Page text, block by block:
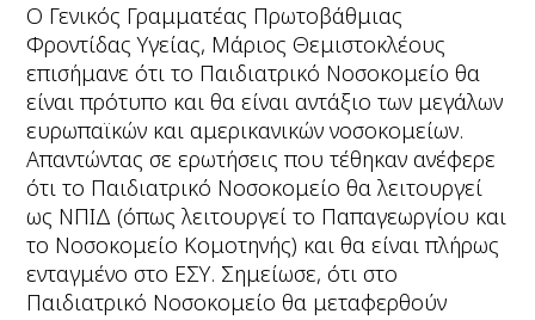
Ο Γενικός Γραμματέας Πρωτοβάθμιας
Φροντίδας Υγείας, Μάριος Θεμιστοκλέους
επισήμανε ότι το Παιδιατρικό Νοσοκομείο θα
είναι πρότυπο και θα είναι αντάξιο των μεγάλων
ευρωπαϊκών και αμερικανικών νοσοκομείων.
Απαντώντας σε ερωτήσεις που τέθηκαν ανέφερε
ότι το Παιδιατρικό Νοσοκομείο θα λειτουργεί
ως ΝΠΙΔ (όπως λειτουργεί το Παπαγεωργίου και
το Νοσοκομείο Κομοτηνής) και θα είναι πλήρως
ενταγμένο στο ΕΣΥ. Σημείωσε, ότι στο
Παιδιατρικό Νοσοκομείο θα μεταφερθούν